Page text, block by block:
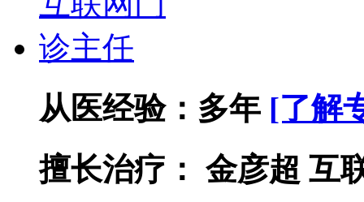
从医经验： 多年 [了解
擅长治疗： 金彦超 互